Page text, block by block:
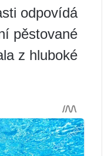
odpovídá
pěstované
z hluboké